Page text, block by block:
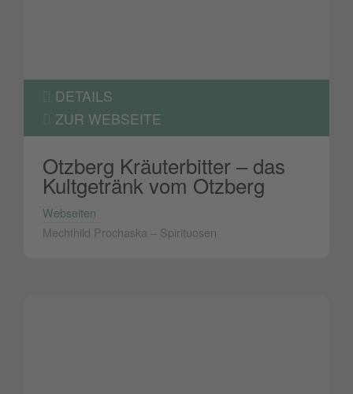
DETAILS
ZUR WEBSEITE
Otzberg Kräuterbitter – das
Kultgetränk vom Otzberg
Webseiten
Mechthild Prochaska – Spirituosen